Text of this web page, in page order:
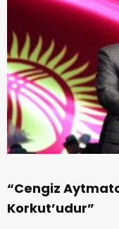
“Cengiz
Korkut’udur”